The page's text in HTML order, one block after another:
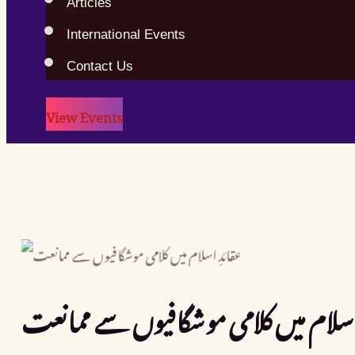
International Events
Contact Us
View Events
میں کلامی موشگافیوں سے ممانعت